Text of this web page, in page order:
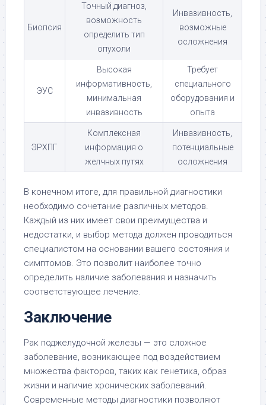
Биопсия
Точный диагноз,
возможность
определить тип
опухоли
Инвазивность,
возможные
осложнения
ЭУС
Высокая
информативность,
минимальная
инвазивность
Требует
специального
оборудования и
опыта
ЭРХПГ
Комплексная
информация о
желчных путях
Инвазивность,
потенциальные
осложнения
В конечном итоге, для правильной диагностики
необходимо сочетание различных методов.
Каждый из них имеет свои преимущества и
недостатки, и выбор метода должен проводиться
специалистом на основании вашего состояния и
симптомов. Это позволит наиболее точно
определить наличие заболевания и назначить
соответствующее лечение.
Заключение
Рак поджелудочной железы — это сложное
заболевание, возникающее под воздействием
множества факторов, таких как генетика, образ
жизни и наличие хронических заболеваний.
Современные методы диагностики позволяют